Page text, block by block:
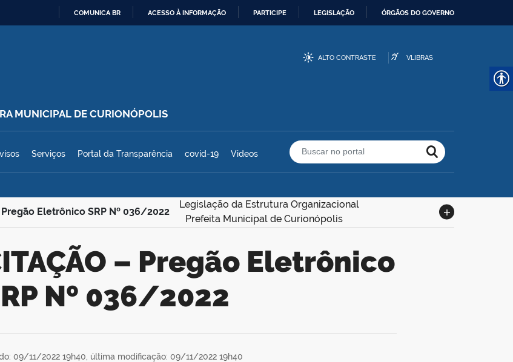
COMUNICA BR ACESSO À INFORMAÇÃO PARTICIPE LEGISLAÇÃO ÓRGÃOS DO GOVERNO
MUNICIPAL DE CURIONÓPOLIS
ALTO CONTRASTE VLIBRAS
Serviços Portal da Transparência covid-19 Videos Buscar no portal
Pregão Eletrônico SRP Nº 036/2022
Legislação da Estrutura Organizacional
Prefeita Municipal de Curionópolis
Nº 036/2022
09/11/2022 19h40, última modificação: 09/11/2022 19h40